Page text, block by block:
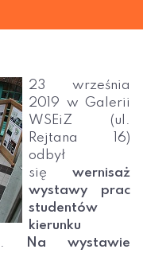
23 września
2019 w Galerii
WSEiZ (ul.
Rejtana 16)
odbył
się wernisaż
wystawy prac
studentów
kierunku
.
Na wystawie